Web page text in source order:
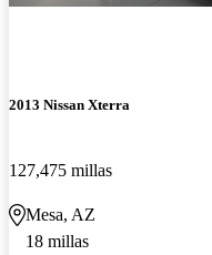
2013 Nissan Xterra
127,475 millas
Mesa, AZ
18 millas